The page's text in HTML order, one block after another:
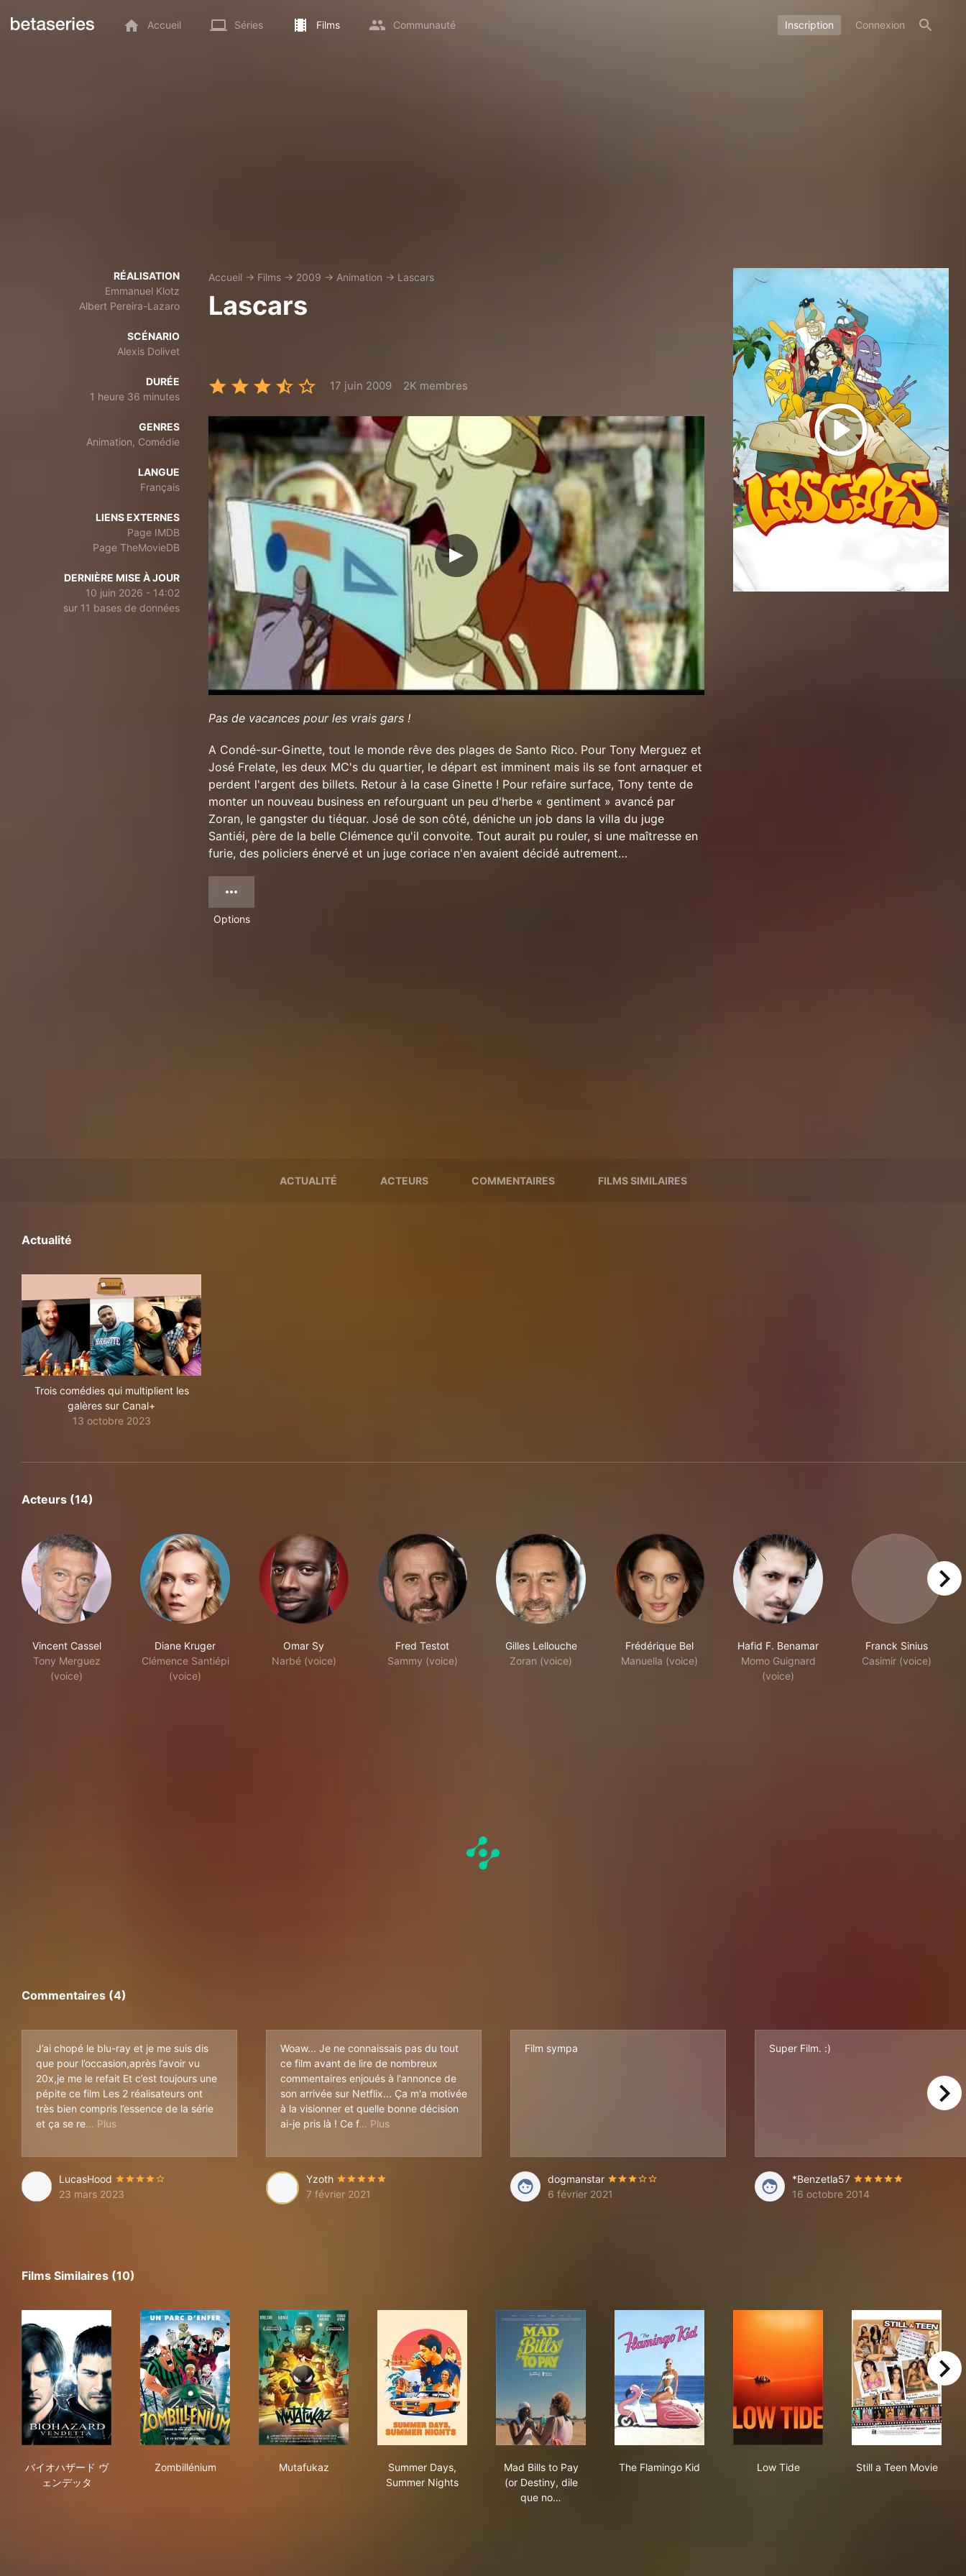
Accueil Séries Films Communauté Inscription Connexion
RÉALISATION
Emmanuel Klotz
Albert Pereira-Lazaro
SCÉNARIO
Alexis Dolivet
DURÉE
1 heure 36 minutes
GENRES
Animation, Comédie
LANGUE
Français
LIENS EXTERNES
Page IMDB
Page TheMovieDB
DERNIÈRE MISE À JOUR
10 juin 2026 - 14:02
sur 11 bases de données
Accueil → Films → 2009 → Animation → Lascars
Lascars
17 juin 2009 2K membres
Pas de vacances pour les vrais gars !
A Condé-sur-Ginette, tout le monde rêve des plages de Santo Rico. Pour Tony Merguez et
José Frelate, les deux MC's du quartier, le départ est imminent mais ils se font arnaquer et
perdent l'argent des billets. Retour à la case Ginette ! Pour refaire surface, Tony tente de
monter un nouveau business en refourguant un peu d'herbe « gentiment » avancé par
Zoran, le gangster du tiéquar. José de son côté, déniche un job dans la villa du juge
Santiéi, père de la belle Clémence qu'il convoite. Tout aurait pu rouler, si une maîtresse en
furie, des policiers énervé et un juge coriace n'en avaient décidé autrement…
Options
ACTUALITÉ ACTEURS COMMENTAIRES FILMS SIMILAIRES
Actualité
Trois comédies qui multiplient les
galères sur Canal+
13 octobre 2023
Acteurs (14)
Vincent Cassel
Tony Merguez
(voice)
Diane Kruger
Clémence Santiépi
(voice)
Omar Sy
Narbé (voice)
Fred Testot
Sammy (voice)
Gilles Lellouche
Zoran (voice)
Frédérique Bel
Manuella (voice)
Hafid F. Benamar
Momo Guignard
(voice)
Franck Sinius
Casimir (voice)
right
Commentaires (4)
J’ai chopé le blu-ray et je me suis dis
que pour l’occasion,après l’avoir vu
20x,je me le refait Et c’est toujours une
pépite ce film Les 2 réalisateurs ont
très bien compris l’essence de la série
et ça se re
ssent C’est bourré d’humour,des punchlines qui vont loin et avec du répondant ( et surtout qui marque ),les personnages sont cool ( mention spéciale à Tony Merguez quand
LucasHood
23 mars 2023
Woaw... Je ne connaissais pas du tout
ce film avant de lire de nombreux
commentaires enjoués à l'annonce de
son arrivée sur Netflix... Ça m'a motivée
à la visionner et quelle bonne décision
ai-je pris là ! Ce f
ilm est génial... Déjà, visuellement, je le trouve fou... Et pourtant ce n'est pas forcément le type de dessins que
Yzoth
7 février 2021
Film sympa
dogmanstar
6 février 2021
Super Film. :)
*Benzetla57
16 octobre 2014
right
Films Similaires (10)
バイオハザード ヴ
ェンデッタ
Zombillénium
Mutafukaz
Summer Days,
Summer Nights
Mad Bills to Pay
(or Destiny, dile
que no…
The Flamingo Kid
Low Tide
Still a Teen Movie
right